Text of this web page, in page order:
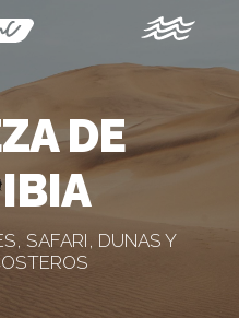
DE
SAFARI, DUNAS Y